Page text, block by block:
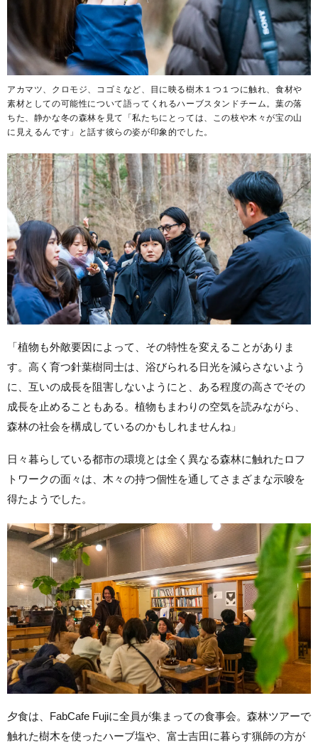
アカマツ、クロモジ、コゴミなど、目に映る樹木１つ１つに触れ、食材や
素材としての可能性について語ってくれるハーブスタンドチーム。葉の落
ちた、静かな冬の森林を見て「私たちにとっては、この枝や木々が宝の山
に見えるんです」と話す彼らの姿が印象的でした。
「植物も外敵要因によって、その特性を変えることがありま
す。高く育つ針葉樹同士は、浴びられる日光を減らさないよう
に、互いの成長を阻害しないようにと、ある程度の高さでその
成長を止めることもある。植物もまわりの空気を読みながら、
森林の社会を構成しているのかもしれませんね」
日々暮らしている都市の環境とは全く異なる森林に触れたロフ
トワークの面々は、木々の持つ個性を通してさまざまな示唆を
得たようでした。
夕食は、FabCafe Fujiに全員が集まっての食事会。森林ツアーで
触れた樹木を使ったハーブ塩や、富士吉田に暮らす猟師の方が